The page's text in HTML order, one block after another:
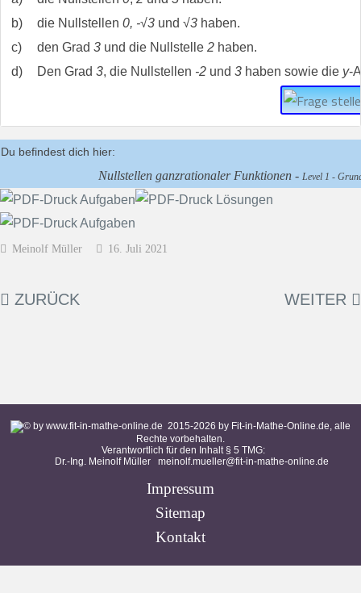
b)
die Nullstellen 0, -√3 und √3 haben.
c)
den Grad 3 und die Nullstelle 2 haben.
d)
Den Grad 3, die Nullstellen -2 und 3 haben sowie die y-
Du befindest dich hier:
Nullstellen ganzrationaler Funktionen - Level 1 -
Meinolf Müller 16. Juli 2021
ZURÜCK WEITER
2015-2026 by Fit-in-Mathe-Online.de, alle
Rechte vorbehalten.
Verantwortlich für den Inhalt § 5 TMG:
Dr.-Ing. Meinolf Müller meinolf.mueller@fit-in-mathe-online.de
Impressum
Sitemap
Kontakt